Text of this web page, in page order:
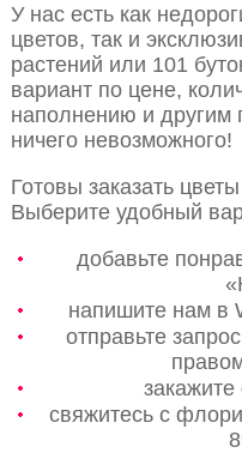
У нас есть как
цветов, так и
растений или 101
вариант по цене,
наполнению и другим
ничего невозможного!
Готовы заказать
Выберите удобный
добавьте
напишите нам в
отправьте
свяжитесь с